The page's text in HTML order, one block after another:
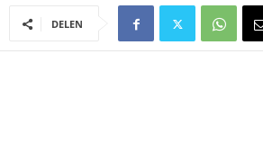
DELEN